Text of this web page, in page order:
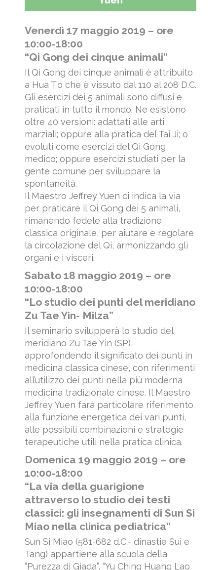
Venerdì 17 maggio 2019 – ore
10:00-18:00
“Qi Gong dei cinque animali”
Il Qi Gong dei cinque animali è attribuito
a Hua T’o che è vissuto dal 110 al 208 D.C.
Gli esercizi dei 5 animali sono diffusi e
praticati in tutto il mondo. Ne esistono
oltre 40 versioni: adattati alle arti
marziali; oppure alla pratica del Tai Ji; o
evoluti come esercizi del Qi Gong
medico; oppure esercizi studiati per la
gente comune per sviluppare la
spontaneità.
Il Maestro Jeffrey Yuen ci indica la via
per praticare il Qi Gong dei 5 animali,
rimanendo fedele alla tradizione
classica originale, per aiutare e regolare
la circolazione del Qi, armonizzando gli
organi e i visceri.
Sabato 18 maggio 2019 – ore
10:00-18:00
“Lo studio dei punti del meridiano
Zu Tae Yin- Milza”
Il seminario svilupperà lo studio del
meridiano Zu Tae Yin (SP),
approfondendo il significato dei punti in
medicina classica cinese, con riferimenti
all’utilizzo dei punti nella più moderna
medicina tradizionale cinese. Il Maestro
Jeffrey Yuen farà particolare riferimento
alla funzione energetica dei vari punti,
alle possibili combinazioni e strategie
terapeutiche utili nella pratica clinica.
Domenica 19 maggio 2019 – ore
10:00-18:00
“La via della guarigione
attraverso lo studio dei testi
classici: gli insegnamenti di Sun Si
Miao nella clinica pediatrica”
Sun Si Miao (581-682 d.C.- dinastie Sui e
Tang) appartiene alla scuola della
“Purezza di Giada”, “Yu Ching Huang Lao